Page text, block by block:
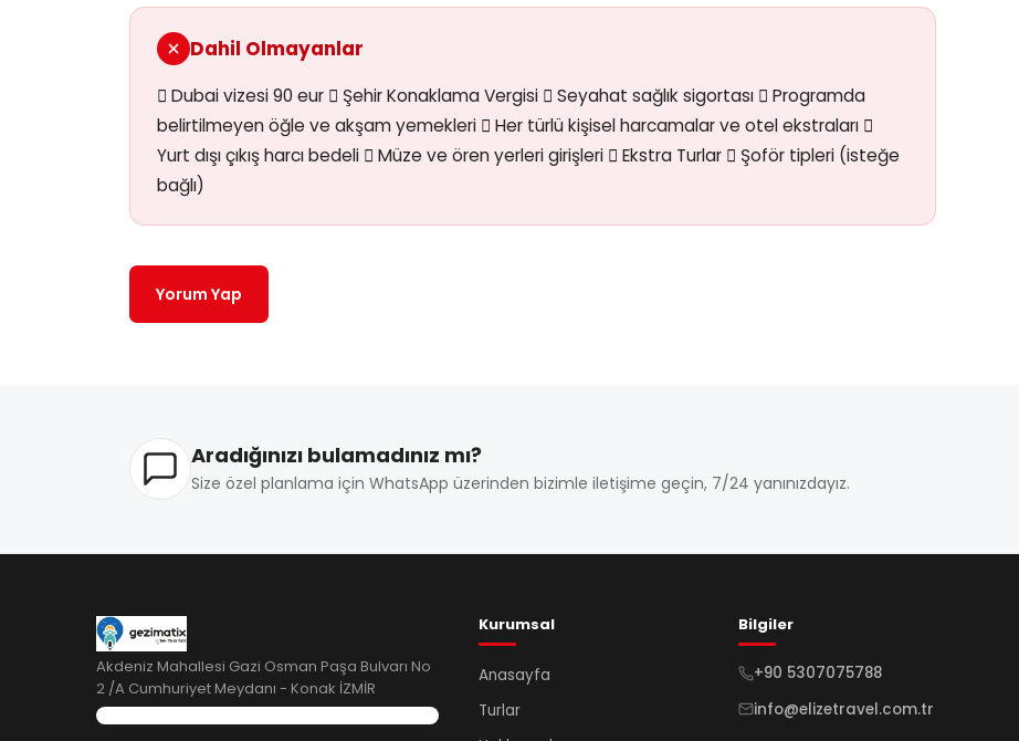
Dahil Olmayanlar
 Dubai vizesi 90 eur  Şehir Konaklama Vergisi  Seyahat sağlık sigortası  Programda
belirtilmeyen öğle ve akşam yemekleri  Her türlü kişisel harcamalar ve otel ekstraları 
Yurt dışı çıkış harcı bedeli  Müze ve ören yerleri girişleri  Ekstra Turlar  Şoför tipleri (isteğe
bağlı)
Yorum Yap
Aradığınızı bulamadınız mı?
Size özel planlama için WhatsApp üzerinden bizimle iletişime geçin, 7/24 yanınızdayız.
Akdeniz Mahallesi Gazi Osman Paşa Bulvarı No
2 /A Cumhuriyet Meydanı - Konak İZMİR
Kurumsal
Anasayfa
Turlar
Bilgiler
+90 5307075788
info@elizetravel.com.tr